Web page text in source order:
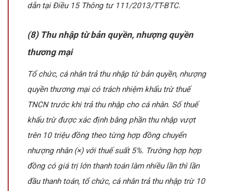
dẫn tại Điều 15 Thông tư 111/2013/TT-BTC.
(8) Thu nhập từ bản quyền, nhượng quyền
thương mại
Tổ chức, cá nhân trả thu nhập từ bản quyền, nhượng
quyền thương mại có trách nhiệm khấu trừ thuế
TNCN trước khi trả thu nhập cho cá nhân. Số thuế
khấu trừ được xác định bằng phần thu nhập vượt
trên 10 triệu đồng theo từng hợp đồng chuyển
nhượng nhân (×) với thuế suất 5%. Trường hợp hợp
đồng có giá trị lớn thanh toán làm nhiều lần thì lần
đầu thanh toán, tổ chức, cá nhân trả thu nhập trừ 10